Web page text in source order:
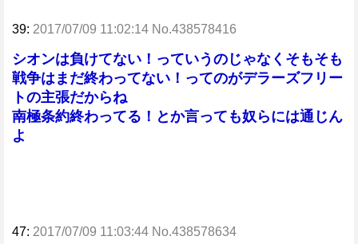
39: 2017/07/09 11:02:14 No.438578416
シオンは負けてない！っていうのじゃなくそもそも
戦争はまだ終わってない！ってのがデラーズフリー
トの主張だからね
南極条約終わってる！とか言っても奴らには通じん
よ
47: 2017/07/09 11:03:44 No.438578634